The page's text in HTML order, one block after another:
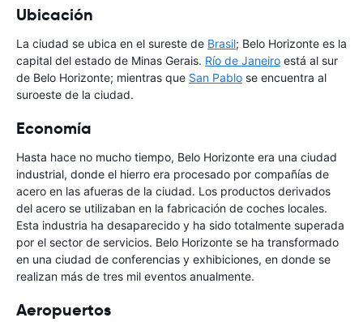
Ubicación
La ciudad se ubica en el sureste de Brasil; Belo Horizonte es la
capital del estado de Minas Gerais. Río de Janeiro está al sur
de Belo Horizonte; mientras que San Pablo se encuentra al
suroeste de la ciudad.
Economía
Hasta hace no mucho tiempo, Belo Horizonte era una ciudad
industrial, donde el hierro era procesado por compañías de
acero en las afueras de la ciudad. Los productos derivados
del acero se utilizaban en la fabricación de coches locales.
Esta industria ha desaparecido y ha sido totalmente superada
por el sector de servicios. Belo Horizonte se ha transformado
en una ciudad de conferencias y exhibiciones, en donde se
realizan más de tres mil eventos anualmente.
Aeropuertos